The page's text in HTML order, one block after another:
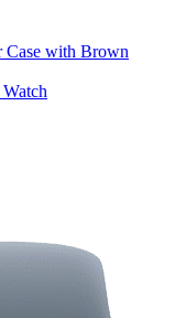
Case with Brown